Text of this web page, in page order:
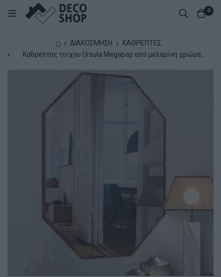
0
⌂ ΔΙΑΚΟΣΜΗΣΗ
ΚΑΘΡΕΠΤΕΣ
Καθρέπτης τοίχου Ursula Μegapap από μελαμίνη χρώμα